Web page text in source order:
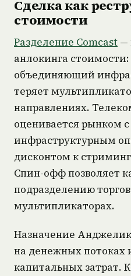
Сделка как
стоимости
Разделение Comcast —
анлокинга
объединяющий
теряет
направлениях.
оценивается рынком
инфраструктурным
дисконтом к
Спин-офф позволяет
подразделению
мультипликаторах.
Назначение
на денежных потоках
капитальных затрат.